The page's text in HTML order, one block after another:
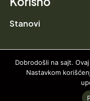
Stanovi
2024 VISTA
Dobrodošli na sajt.
Nastavkom